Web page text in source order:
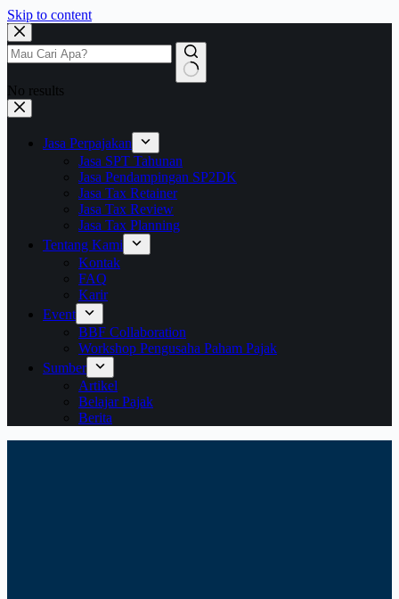
Skip to content
No results
Jasa Perpajakan
Jasa SPT Tahunan
Jasa Pendampingan SP2DK
Jasa Tax Retainer
Jasa Tax Review
Jasa Tax Planning
Tentang Kami
Kontak
FAQ
Karir
Event
BBF Collaboration
Workshop Pengusaha Paham Pajak
Sumber
Artikel
Belajar Pajak
Berita